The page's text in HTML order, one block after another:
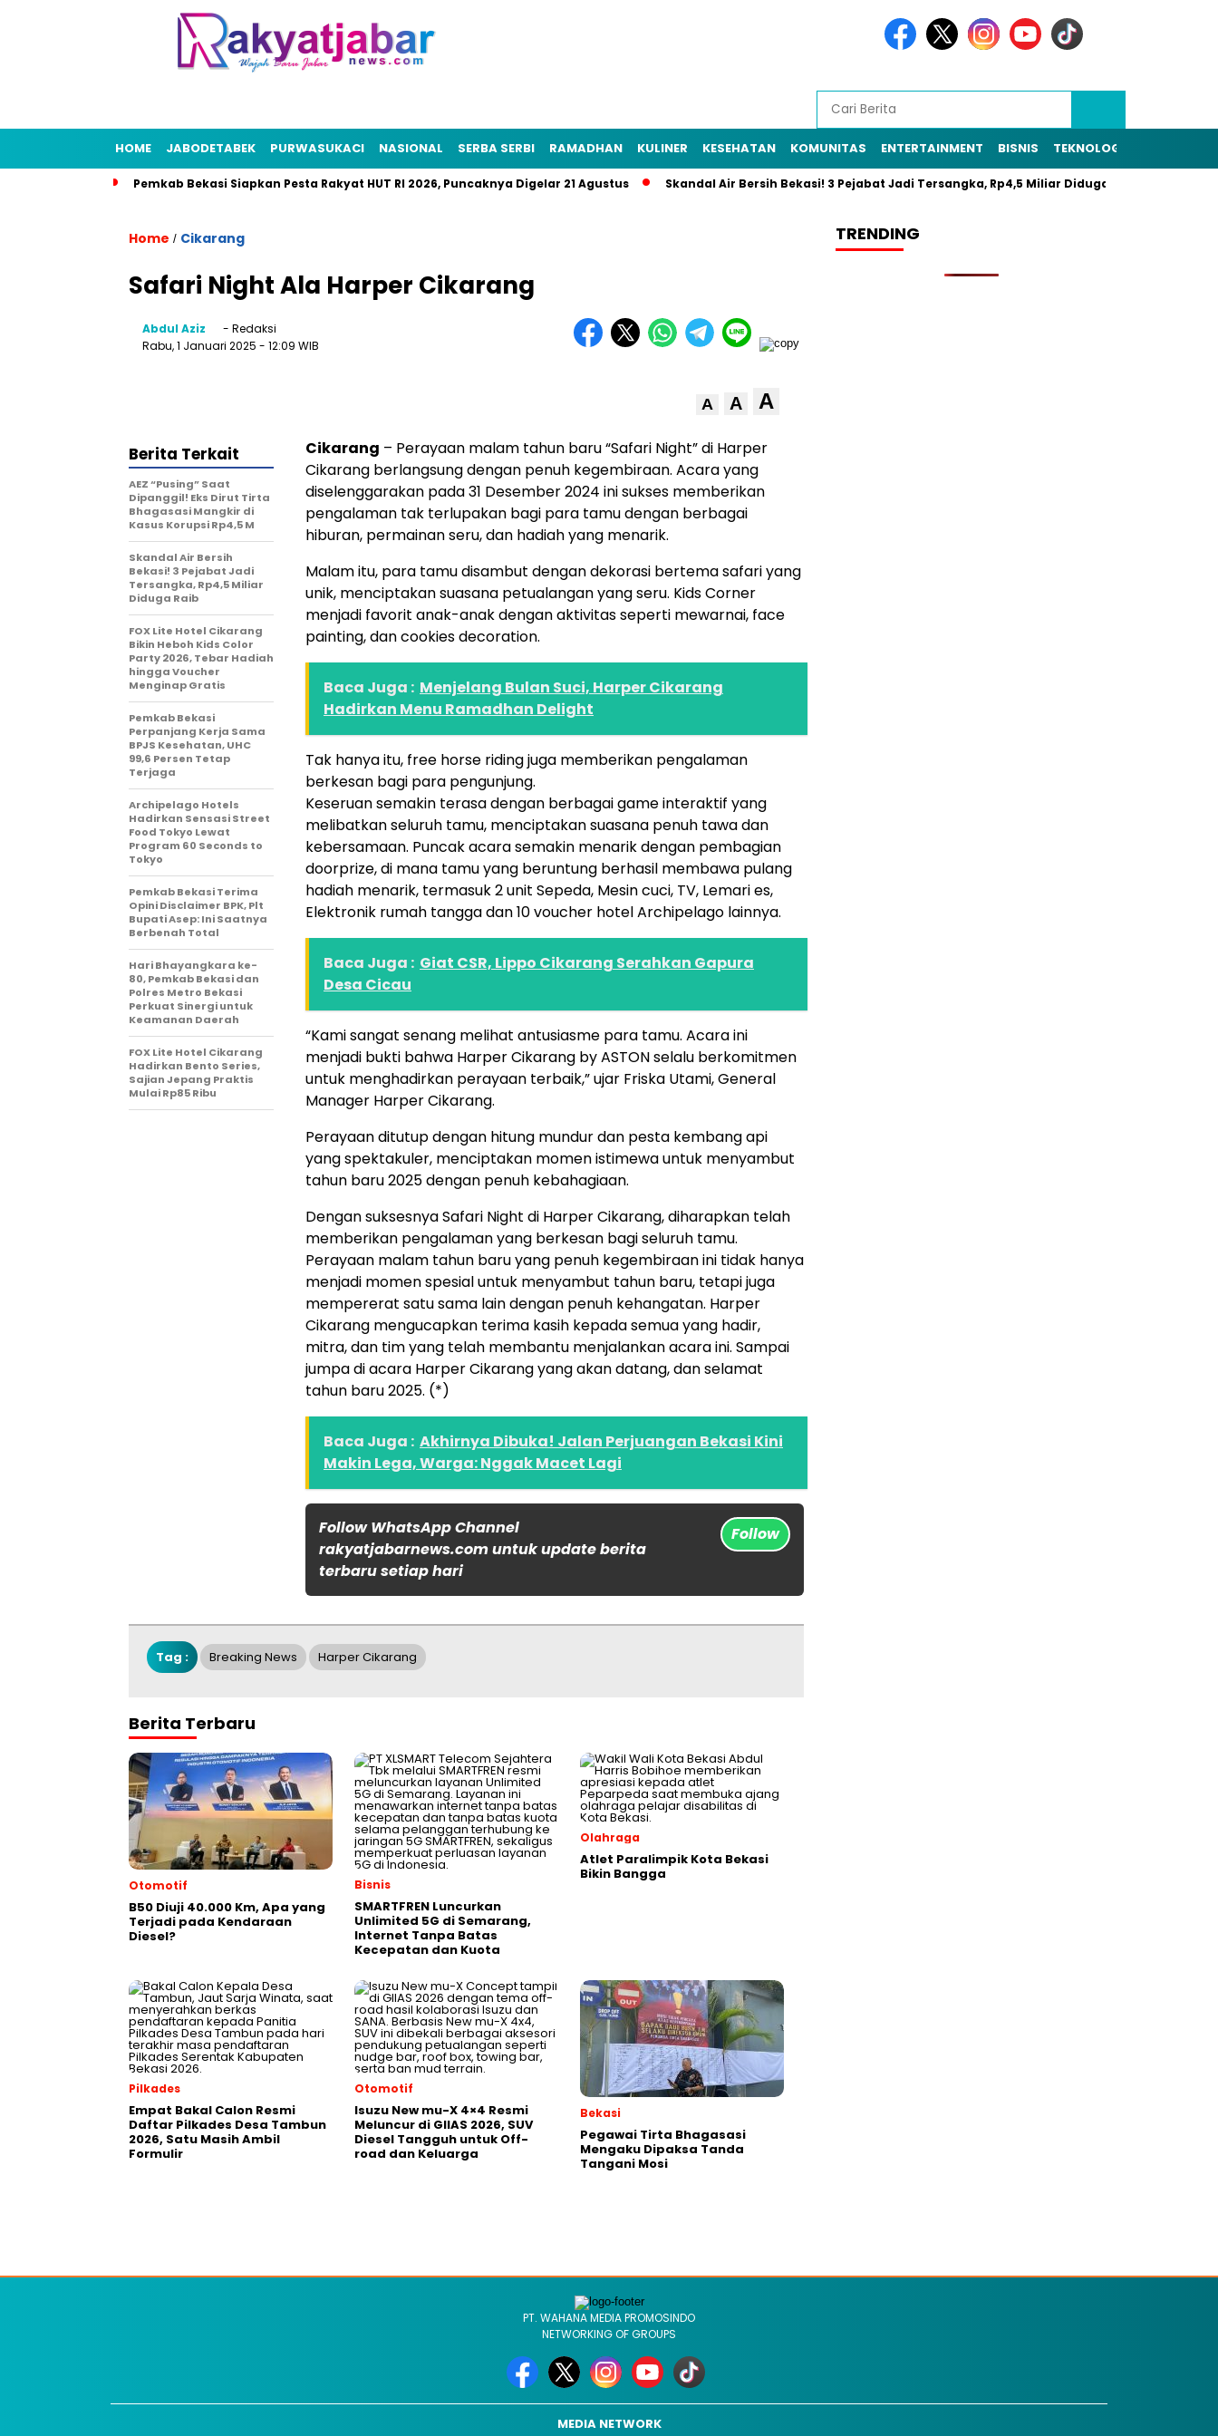
HOME JABODETABEK PURWASUKACI NASIONAL SERBA SERBI RAMADHAN KULINER KESEHATAN KOMUNITAS ENTERTAINMENT BISNIS TEKNOLOGI
Pemkab Bekasi Siapkan Pesta Rakyat HUT RI 2026, Puncaknya Digelar 21 Agustus Skandal Air Bersih Bekasi! 3 Pejabat Jadi Tersangka, Rp4,5 Miliar Diduga Raib
Home / Cikarang
Safari Night Ala Harper Cikarang
Abdul Aziz
- Redaksi
Rabu, 1 Januari 2025 - 12:09 WIB
A A A
Cikarang – Perayaan malam tahun baru “Safari Night” di Harper
Cikarang berlangsung dengan penuh kegembiraan. Acara yang
diselenggarakan pada 31 Desember 2024 ini sukses memberikan
pengalaman tak terlupakan bagi para tamu dengan berbagai
hiburan, permainan seru, dan hadiah yang menarik.
Malam itu, para tamu disambut dengan dekorasi bertema safari yang
unik, menciptakan suasana petualangan yang seru. Kids Corner
menjadi favorit anak-anak dengan aktivitas seperti mewarnai, face
painting, dan cookies decoration.
Baca Juga : Menjelang Bulan Suci, Harper Cikarang
Hadirkan Menu Ramadhan Delight
Tak hanya itu, free horse riding juga memberikan pengalaman
berkesan bagi para pengunjung.
Keseruan semakin terasa dengan berbagai game interaktif yang
melibatkan seluruh tamu, menciptakan suasana penuh tawa dan
kebersamaan. Puncak acara semakin menarik dengan pembagian
doorprize, di mana tamu yang beruntung berhasil membawa pulang
hadiah menarik, termasuk 2 unit Sepeda, Mesin cuci, TV, Lemari es,
Elektronik rumah tangga dan 10 voucher hotel Archipelago lainnya.
Baca Juga : Giat CSR, Lippo Cikarang Serahkan Gapura
Desa Cicau
“Kami sangat senang melihat antusiasme para tamu. Acara ini
menjadi bukti bahwa Harper Cikarang by ASTON selalu berkomitmen
untuk menghadirkan perayaan terbaik,” ujar Friska Utami, General
Manager Harper Cikarang.
Perayaan ditutup dengan hitung mundur dan pesta kembang api
yang spektakuler, menciptakan momen istimewa untuk menyambut
tahun baru 2025 dengan penuh kebahagiaan.
Dengan suksesnya Safari Night di Harper Cikarang, diharapkan telah
memberikan pengalaman yang berkesan bagi seluruh tamu.
Perayaan malam tahun baru yang penuh kegembiraan ini tidak hanya
menjadi momen spesial untuk menyambut tahun baru, tetapi juga
mempererat satu sama lain dengan penuh kehangatan. Harper
Cikarang mengucapkan terima kasih kepada semua yang hadir,
mitra, dan tim yang telah membantu menjalankan acara ini. Sampai
jumpa di acara Harper Cikarang yang akan datang, dan selamat
tahun baru 2025. (*)
Baca Juga : Akhirnya Dibuka! Jalan Perjuangan Bekasi Kini
Makin Lega, Warga: Nggak Macet Lagi
Follow WhatsApp Channel
rakyatjabarnews.com untuk update berita
terbaru setiap hari
Follow
Berita Terkait
AEZ “Pusing” Saat
Dipanggil! Eks Dirut Tirta
Bhagasasi Mangkir di
Kasus Korupsi Rp4,5 M
Skandal Air Bersih
Bekasi! 3 Pejabat Jadi
Tersangka, Rp4,5 Miliar
Diduga Raib
FOX Lite Hotel Cikarang
Bikin Heboh Kids Color
Party 2026, Tebar Hadiah
hingga Voucher
Menginap Gratis
Pemkab Bekasi
Perpanjang Kerja Sama
BPJS Kesehatan, UHC
99,6 Persen Tetap
Terjaga
Archipelago Hotels
Hadirkan Sensasi Street
Food Tokyo Lewat
Program 60 Seconds to
Tokyo
Pemkab Bekasi Terima
Opini Disclaimer BPK, Plt
Bupati Asep: Ini Saatnya
Berbenah Total
Hari Bhayangkara ke-
80, Pemkab Bekasi dan
Polres Metro Bekasi
Perkuat Sinergi untuk
Keamanan Daerah
FOX Lite Hotel Cikarang
Hadirkan Bento Series,
Sajian Jepang Praktis
Mulai Rp85 Ribu
Tag : Breaking News Harper Cikarang
Berita Terbaru
Otomotif
B50 Diuji 40.000 Km, Apa yang
Terjadi pada Kendaraan
Diesel?
Bisnis
SMARTFREN Luncurkan
Unlimited 5G di Semarang,
Internet Tanpa Batas
Kecepatan dan Kuota
Olahraga
Atlet Paralimpik Kota Bekasi
Bikin Bangga
Pilkades
Empat Bakal Calon Resmi
Daftar Pilkades Desa Tambun
2026, Satu Masih Ambil
Formulir
Otomotif
Isuzu New mu-X 4×4 Resmi
Meluncur di GIIAS 2026, SUV
Diesel Tangguh untuk Off-
road dan Keluarga
Bekasi
Pegawai Tirta Bhagasasi
Mengaku Dipaksa Tanda
Tangani Mosi
TRENDING
PT. WAHANA MEDIA PROMOSINDO
NETWORKING OF GROUPS
MEDIA NETWORK